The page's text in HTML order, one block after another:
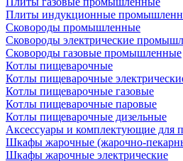
Плиты индукционные
Сковороды промышленные
Сковороды электрические
Сковороды газовые промышленные
Котлы пищеварочные
Котлы пищеварочные
Котлы пищеварочные газовые
Котлы пищеварочные паровые
Котлы пищеварочные дизельные
Аксессуары и комплектующие для
Шкафы жарочные (жарочно-
Шкафы жарочные электрические